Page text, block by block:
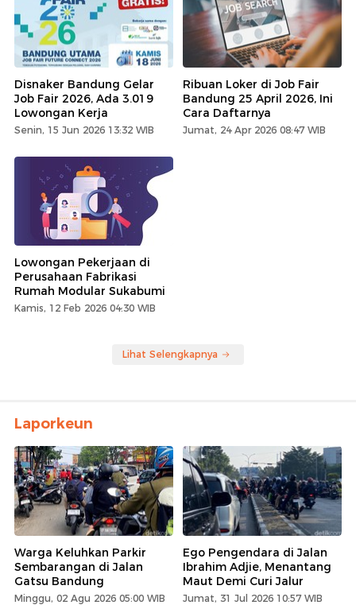
Disnaker Bandung Gelar
Job Fair 2026, Ada 3.019
Lowongan Kerja
Senin, 15 Jun 2026 13:32 WIB
Ribuan Loker di Job Fair
Bandung 25 April 2026, Ini
Cara Daftarnya
Jumat, 24 Apr 2026 08:47 WIB
Lowongan Pekerjaan di
Perusahaan Fabrikasi
Rumah Modular Sukabumi
Kamis, 12 Feb 2026 04:30 WIB
Lihat Selengkapnya
Laporkeun
Warga Keluhkan Parkir
Sembarangan di Jalan
Gatsu Bandung
Minggu, 02 Agu 2026 05:00 WIB
Ego Pengendara di Jalan
Ibrahim Adjie, Menantang
Maut Demi Curi Jalur
Jumat, 31 Jul 2026 10:57 WIB